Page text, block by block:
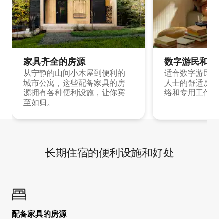
家具齐全的房源
从宁静的山间小木屋到便利的
城市公寓，这些配备家具的房
源拥有各种便利设施，让你宾
至如归。
数字游民和
适合数字游民
人士的舒适房
络和专用工作
长期住宿的便利设施和好处
配备家具的房源